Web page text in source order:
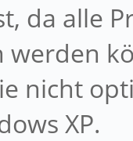
da alle
nicht
XP.